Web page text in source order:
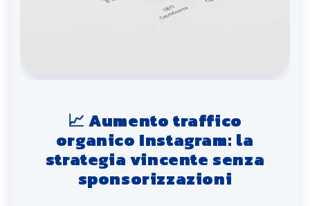
📈 Aumento traffico
organico Instagram: la
strategia vincente senza
sponsorizzazioni